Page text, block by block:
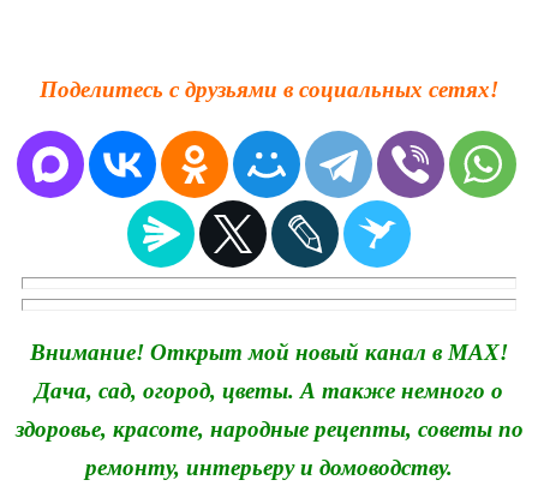
Поделитесь с друзьями в социальных сетях!
Внимание! Открыт мой новый канал в MAX!
Дача, сад, огород, цветы. А также немного о
здоровье, красоте, народные рецепты, советы по
ремонту, интерьеру и домоводству.